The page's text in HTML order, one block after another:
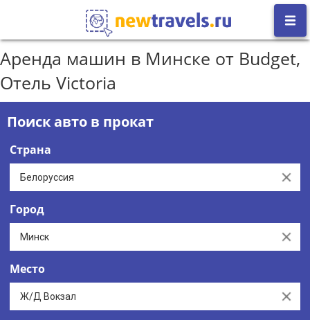
Аренда машин в Минске от Budget,
Отель Victoria
Поиск авто в прокат
Страна
Clear
Город
Clear
Место
Clear